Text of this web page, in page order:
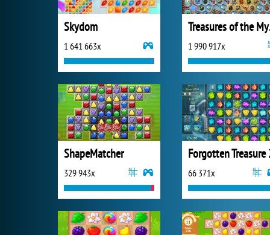
Skydom
1 641 663x 1 990 917x
ShapeMatcher
329 943x
Forgotten Treasure
66 371x